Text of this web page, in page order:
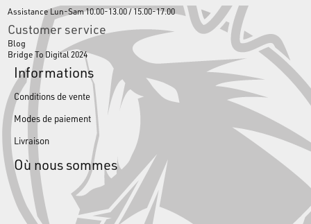
Assistance Lun-Sam 10.00-13.00 / 15.00-17.00
Customer service
Blog
Bridge To Digital 2024
Informations
Conditions de vente
Modes de paiement
Livraison
Où nous sommes